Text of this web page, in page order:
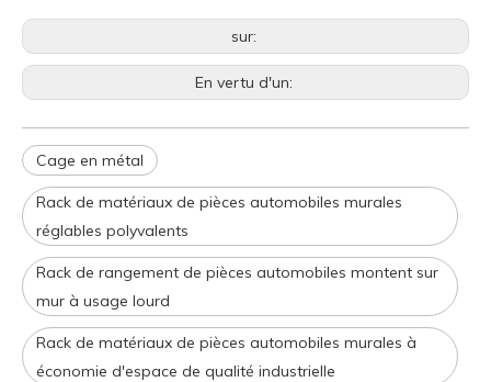
sur:
En vertu d'un:
Cage en métal
Rack de matériaux de pièces automobiles murales
réglables polyvalents
Rack de rangement de pièces automobiles montent sur
mur à usage lourd
Rack de matériaux de pièces automobiles murales à
économie d'espace de qualité industrielle